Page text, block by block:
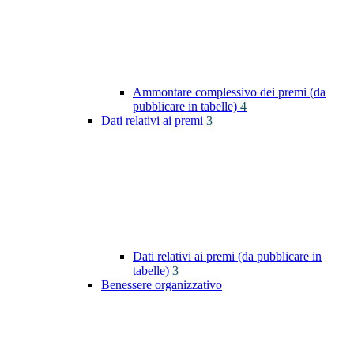
Ammontare complessivo dei premi (da
pubblicare in tabelle) 4
Dati relativi ai premi 3
Dati relativi ai premi (da pubblicare in
tabelle) 3
Benessere organizzativo